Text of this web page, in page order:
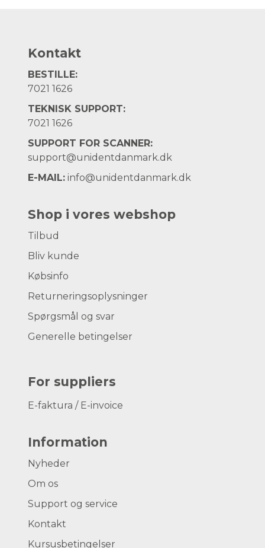
Kontakt
BESTILLE:
7021 1626
TEKNISK SUPPORT:
7021 1626
SUPPORT FOR SCANNER:
support@unidentdanmark.dk
E-MAIL: info@unidentdanmark.dk
Shop i vores webshop
Tilbud
Bliv kunde
Købsinfo
Returneringsoplysninger
Spørgsmål og svar
Generelle betingelser
For suppliers
E-faktura / E-invoice
Information
Nyheder
Om os
Support og service
Kontakt
Kursusbetingelser